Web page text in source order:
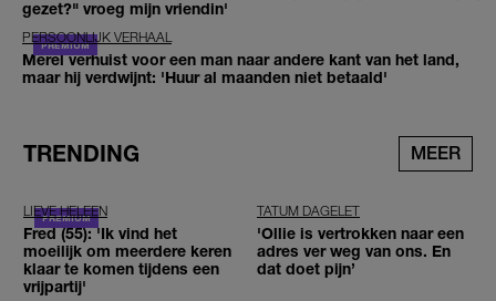
gezet?" vroeg mijn vriendin'
PERSOONLIJK VERHAAL
Merel verhuist voor een man naar andere kant van het land,
maar hij verdwijnt: 'Huur al maanden niet betaald'
TRENDING MEER
LIEVE HELEEN
Fred (55): 'Ik vind het
moeilijk om meerdere keren
klaar te komen tijdens een
vrijpartij'
TATUM DAGELET
'Ollie is vertrokken naar een
adres ver weg van ons. En
dat doet pijn’